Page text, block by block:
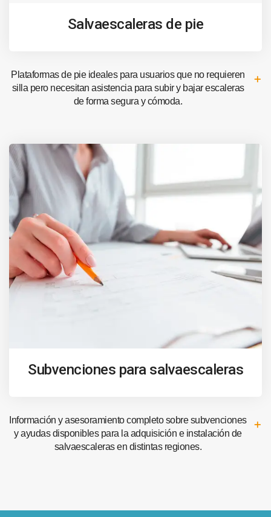
Salvaescaleras de pie
Plataformas de pie ideales para usuarios que no requieren
silla pero necesitan asistencia para subir y bajar escaleras
de forma segura y cómoda.
Subvenciones para salvaescaleras
Información y asesoramiento completo sobre subvenciones
y ayudas disponibles para la adquisición e instalación de
salvaescaleras en distintas regiones.